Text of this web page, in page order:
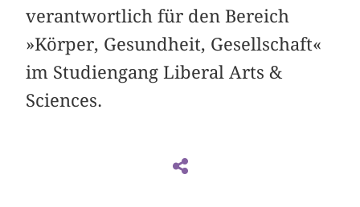
verantwortlich für den Bereich
»Körper, Gesundheit, Gesellschaft«
im Studiengang Liberal Arts &
Sciences.